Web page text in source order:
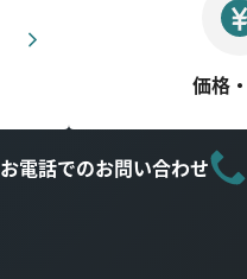
価格
お電話でのお問い合わせ